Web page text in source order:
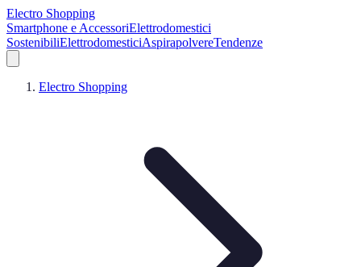
Electro Shopping
Smartphone e AccessoriElettrodomestici
SostenibiliElettrodomesticiAspirapolvereTendenze
Electro Shopping